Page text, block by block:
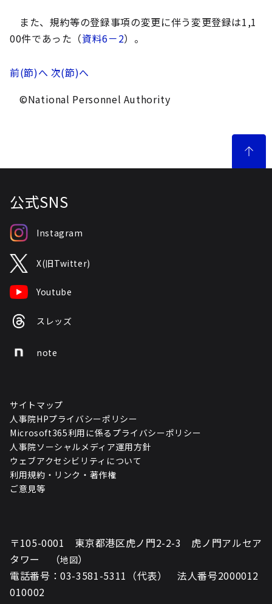
また、規約等の登録事項の変更に伴う変更登録は1,1
00件であった（資料6－2）。
前(節)へ 次(節)へ
©National Personnel Authority
公式SNS
Instagram
X(旧Twitter)
Youtube
スレッズ
note
サイトマップ
人事院HPプライバシーポリシー
Microsoft365利用に係るプライバシーポリシー
人事院ソーシャルメディア運用方針
ウェブアクセシビリティについて
利用規約・リンク・著作権
ご意見等
〒105-0001 東京都港区虎ノ門2-2-3 虎ノ門アルセア
タワー （地図）
電話番号：03-3581-5311（代表） 法人番号2000012
010002